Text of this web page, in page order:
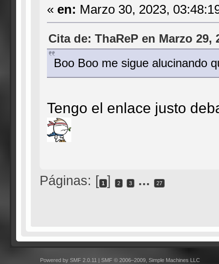
« en: Marzo 30, 2023,
Cita de: ThaReP en Marzo 29,
Boo Boo me sigue alucinando
Tengo el enlace justo
Páginas: [ 1 ] 2 3 ... 27
Powered by SMF 2.0.11
SMF © 2006–2009, Simple Machines LLC